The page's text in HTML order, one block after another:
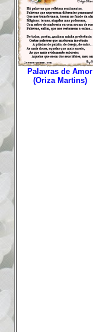
Palavras de Amor
(Oriza Martins)